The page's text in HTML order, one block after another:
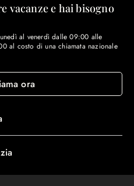
vacanze e hai bisogno
al venerdì dalle 09:00 alle
al costo di una chiamata nazionale
ora